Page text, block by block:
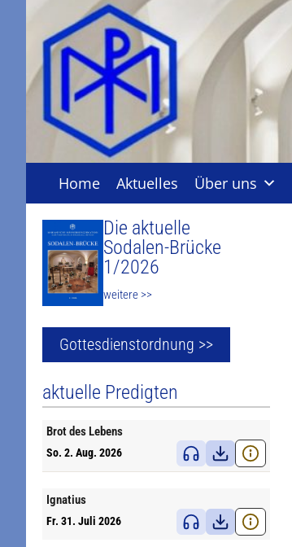
springen
Home Aktuelles Über uns
Die aktuelle
Sodalen-Brücke
1/2026
weitere >>
Gottesdienstordnung >>
aktuelle Predigten
Brot des Lebens
So. 2. Aug. 2026
Ignatius
Fr. 31. Juli 2026